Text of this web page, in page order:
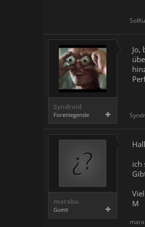
Syndroid
Forenlegende
Jo,
marabu
Guest
ich
M